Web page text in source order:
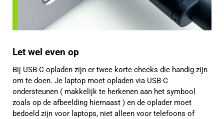
Let wel even op
Bij USB-C opladen zijn er twee korte checks die handig zijn
om te doen. Je laptop moet opladen via USB-C
ondersteunen ( makkelijk te herkenen aan het symbool
zoals op de afbeelding hiernaast ) en de oplader moet
bedoeld zijn voor laptops, niet alleen voor telefoons of